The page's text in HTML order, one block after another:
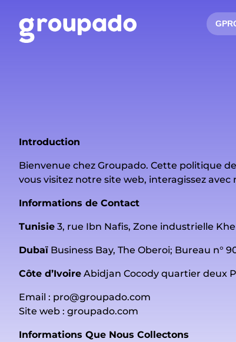
Introduction
Bienvenue chez Groupado. Cette politique
vous visitez notre site web, interagissez
Informations de Contact
Tunisie 3, rue Ibn Nafis, Zone industrielle
Dubaï Business Bay, The Oberoi; Bureau n°
Côte d’Ivoire Abidjan Cocody quartier deux
Email : pro@groupado.com
Site web : groupado.com
Informations Que Nous Collectons